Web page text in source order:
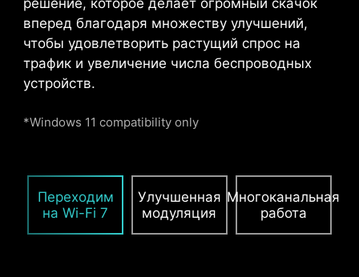
вперед благодаря множеству улучшений,
чтобы удовлетворить растущий спрос на
трафик и увеличение числа беспроводных
устройств.
*Windows 11 compatibility only
Переходим
на Wi-Fi 7
Улучшенная
модуляция
Многоканальная
работа
USB FRONT TYPE-C
позволяют подключить фронтальный порт